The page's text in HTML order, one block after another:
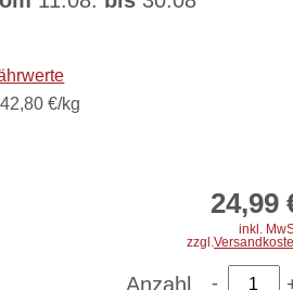
suchen!
175 g
€/kg
24,99
inkl.
zzgl.
Anzahl